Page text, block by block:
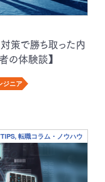
対策で勝ち取った内
の体験談】
ジニア
転職コラム・ノウハウ